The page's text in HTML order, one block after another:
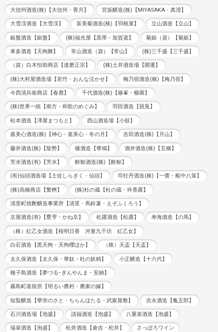
大信州酒造(株)【大信州・香月】 宮坂醸造(株)【MIYASAKA・真澄】
大雪渓酒造【大雪渓】 富美菊酒造(株)【羽根屋】 立山酒造【立山】
銀盤酒造【銀盤】 (株)福光屋【黒帯・加賀鳶】 菊姫（資）【菊姫】
車多酒造【天狗舞】 常山酒造（資）【常山】 (株)三千盛【三千盛】
（資）白木恒助商店【達磨正宗】 (株)土井酒造場【開運】
(株)大村屋酒造場【若竹・おんな泣かせ】 梅乃宿酒造(株)【梅乃宿】
今西清兵衛商店【春鹿】 千代酒造(株)【篠峯・櫛羅】
(株)世界一統【南方・和歌のめぐみ】 羽田酒造【脱兎】
松本酒造【澤屋まつもと】 西山酒造場【小鼓】
嘉美心酒造(株)【神心・嘉美心・冬の月】 吉田酒造(株)【月山】
藤井酒造(株)【龍勢】 榎酒造【華鳩】 酒井酒造(株)【五橋】
芳水酒造(有)【芳水】 酔鯨酒造(株)【酔鯨】
(有)仙頭酒造場【土佐しらぎく・仙頭】 司牡丹酒造(株)【一蕾・船中八策】
(株)高橋商店【繁桝】 (株)杜の蔵【杜の蔵・吟香露】
清里町焼酎醸造事業所【清里・馬鈴薯・えぞふくろう】
京屋酒造(有)【甕雫・かね京】 松露酒造【松露】 寿海酒造【の馬】
（株）紅乙女酒造【桜明日香 河童九千坊 紅乙女】
白石酒造【黒天狗・天狗櫻ほか】 （株）天盃【天盃】
太久保酒造【太久保・華奴・杜の妖精】 小正醸造【十六代】
種子島酒造【夢づる･ぎんやんま・安納】
霧島町蒸留所【明るい農村・農家の嫁】
知覧醸造【華蛍のさと・ちらんほたる・武家屋敷】 吉永酒造【亀五郎】
石川酒造場【泡盛】 請福酒造【泡盛】 八重泉酒造【泡盛】
瑞泉酒造【泡盛】 松井酒造【倉吉・松井】 さっぽろワイン